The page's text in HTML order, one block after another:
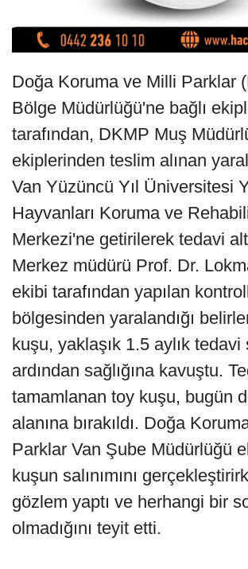
Doğa Koruma ve Milli Parklar
Bölge Müdürlüğü'ne bağlı
tarafından, DKMP Muş
ekiplerinden teslim alınan
Van Yüzüncü Yıl Üniversitesi
Hayvanları Koruma ve
Merkezi'ne getirilerek tedavi
Merkez müdürü Prof. Dr.
ekibi tarafından yapılan
bölgesinden yaralandığı
kuşu, yaklaşık 1.5 aylık tedavi
ardından sağlığına kavuştu.
tamamlanan toy kuşu, bugün
alanına bırakıldı. Doğa
Parklar Van Şube Müdürlüğü
kuşun salınımını
gözlem yaptı ve herhangi bir
olmadığını teyit etti.